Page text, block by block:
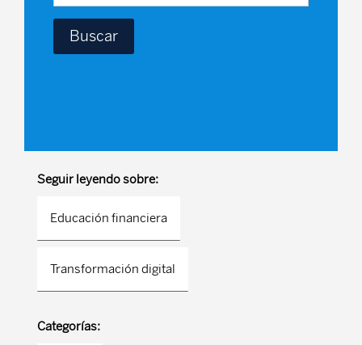
Seguir leyendo sobre:
Educación financiera
Transformación digital
Categorías: